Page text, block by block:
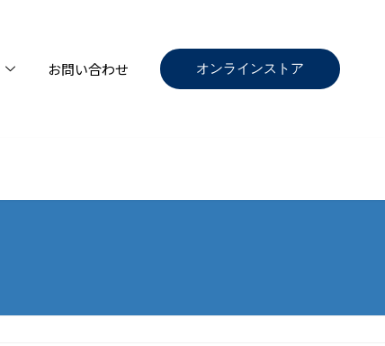
お問い合わせ オンラインストア